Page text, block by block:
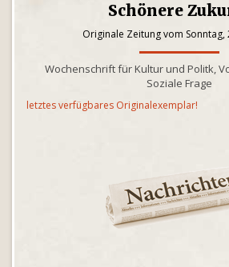
Schönere
Originale Zeitung vom Sonntag,
Wochenschrift für Kultur und Politk,
Soziale Frage
letztes verfügbares Originalexemplar!